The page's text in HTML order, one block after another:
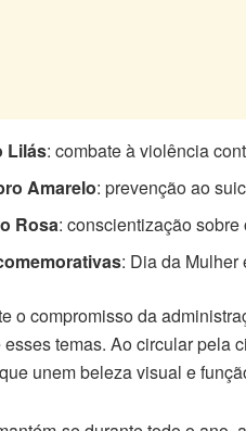
Lilás: combate à violência
Amarelo: prevenção ao
Rosa: conscientização
: Dia da Mulher
o compromisso da
esses temas. Ao circular pela
unem beleza visual e